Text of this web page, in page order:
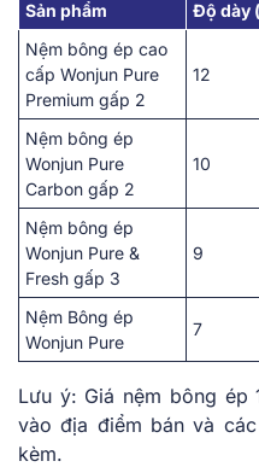
Sản phẩm Độ dày
Nệm bông ép cao
cấp Wonjun Pure
Premium gấp 2
12
Nệm bông ép
Wonjun Pure
Carbon gấp 2
10
Nệm bông ép
Wonjun Pure &
Fresh gấp 3
9
Nệm Bông ép
Wonjun Pure
7
Lưu ý: Giá nệm bông
vào địa điểm bán và
kèm.